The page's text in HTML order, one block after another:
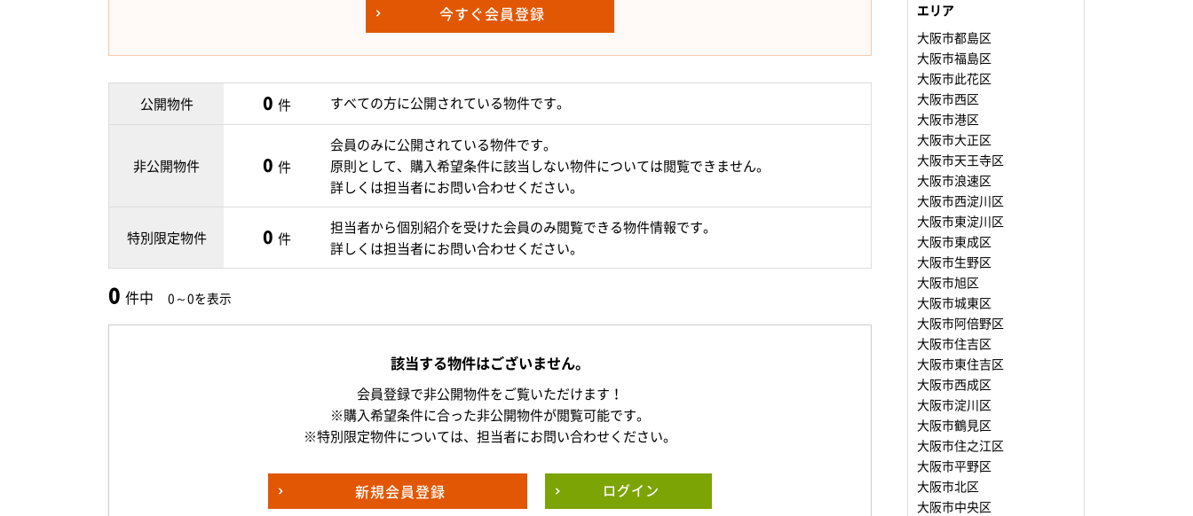
今すぐ会員登録
公開物件 0 件 すべての方に公開されている物件です。
非公開物件 0 件
会員のみに公開されている物件です。
原則として、購入希望条件に該当しない物件については閲覧できません。
詳しくは担当者にお問い合わせください。
特別限定物件 0 件
担当者から個別紹介を受けた会員のみ閲覧できる物件情報です。
詳しくは担当者にお問い合わせください。
0 件中 0～0を表示
該当する物件はございません。
会員登録で非公開物件をご覧いただけます！
※購入希望条件に合った非公開物件が閲覧可能です。
※特別限定物件については、担当者にお問い合わせください。
新規会員登録 ログイン
エリア
大阪市都島区
大阪市福島区
大阪市此花区
大阪市西区
大阪市港区
大阪市大正区
大阪市天王寺区
大阪市浪速区
大阪市西淀川区
大阪市東淀川区
大阪市東成区
大阪市生野区
大阪市旭区
大阪市城東区
大阪市阿倍野区
大阪市住吉区
大阪市東住吉区
大阪市西成区
大阪市淀川区
大阪市鶴見区
大阪市住之江区
大阪市平野区
大阪市北区
大阪市中央区